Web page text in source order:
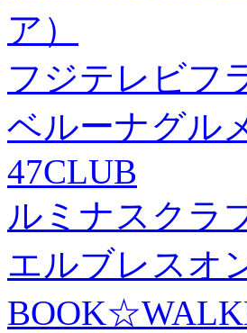
ア）
フジテレビフ
ベルーナグル
47CLUB
ルミナスクラ
エルブレスオ